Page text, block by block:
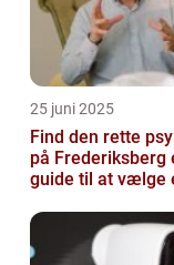
25 juni 2025
Find den rette
på Frederiksberg
guide til at vælge